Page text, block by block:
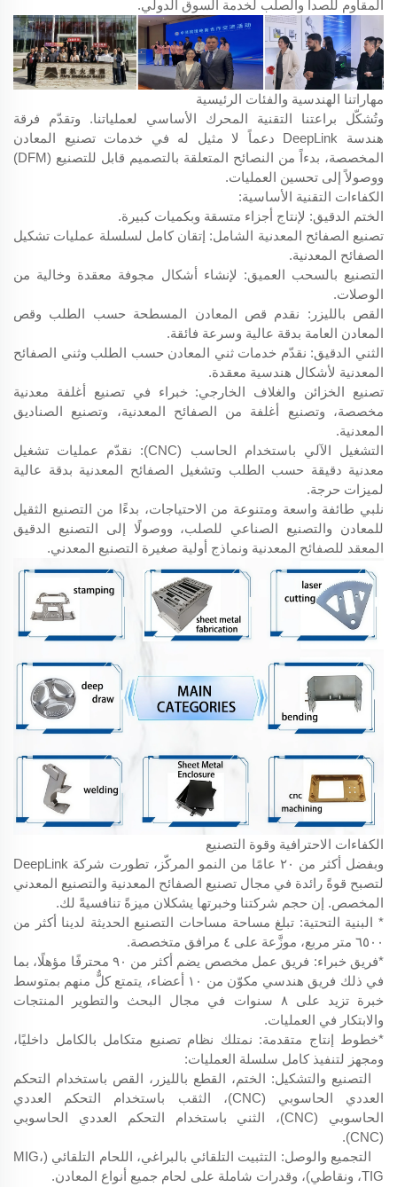
المقاوم للصدأ والصلب لخدمة السوق الدولي.
مهاراتنا الهندسية والفئات الرئيسية
وتُشكّل براعتنا التقنية المحرك الأساسي لعملياتنا. وتقدّم فرقة
هندسة DeepLink دعماً لا مثيل له في خدمات تصنيع المعادن
المخصصة، بدءاً من النصائح المتعلقة بالتصميم قابل للتصنيع (DFM)
ووصولاً إلى تحسين العمليات.
الكفاءات التقنية الأساسية:
الختم الدقيق: لإنتاج أجزاء متسقة وبكميات كبيرة.
تصنيع الصفائح المعدنية الشامل: إتقان كامل لسلسلة عمليات تشكيل
الصفائح المعدنية.
التصنيع بالسحب العميق: لإنشاء أشكال مجوفة معقدة وخالية من
الوصلات.
القص بالليزر: نقدم قص المعادن المسطحة حسب الطلب وقص
المعادن العامة بدقة عالية وسرعة فائقة.
الثني الدقيق: نقدّم خدمات ثني المعادن حسب الطلب وثني الصفائح
المعدنية لأشكال هندسية معقدة.
تصنيع الخزائن والغلاف الخارجي: خبراء في تصنيع أغلفة معدنية
مخصصة، وتصنيع أغلفة من الصفائح المعدنية، وتصنيع الصناديق
المعدنية.
التشغيل الآلي باستخدام الحاسب (CNC): نقدّم عمليات تشغيل
معدنية دقيقة حسب الطلب وتشغيل الصفائح المعدنية بدقة عالية
لميزات حرجة.
نلبي طائفة واسعة ومتنوعة من الاحتياجات، بدءًا من التصنيع الثقيل
للمعادن والتصنيع الصناعي للصلب، ووصولًا إلى التصنيع الدقيق
المعقد للصفائح المعدنية ونماذج أولية صغيرة التصنيع المعدني.
الكفاءات الاحترافية وقوة التصنيع
وبفضل أكثر من ٢٠ عامًا من النمو المركّز، تطورت شركة DeepLink
لتصبح قوةً رائدة في مجال تصنيع الصفائح المعدنية والتصنيع المعدني
المخصص. إن حجم شركتنا وخبرتها يشكلان ميزةً تنافسيةً لك.
* البنية التحتية: تبلغ مساحة مساحات التصنيع الحديثة لدينا أكثر من
٦٥٠٠ متر مربع، موزَّعة على ٤ مرافق متخصصة.
*فريق خبراء: فريق عمل مخصص يضم أكثر من ٩٠ محترفًا مؤهلًا، بما
في ذلك فريق هندسي مكوّن من ١٠ أعضاء، يتمتع كلٌّ منهم بمتوسط
خبرة تزيد على ٨ سنوات في مجال البحث والتطوير المنتجات
والابتكار في العمليات.
*خطوط إنتاج متقدمة: نمتلك نظام تصنيع متكامل بالكامل داخليًا،
ومجهز لتنفيذ كامل سلسلة العمليات:
التصنيع والتشكيل: الختم، القطع بالليزر، القص باستخدام التحكم
العددي الحاسوبي (CNC)، الثقب باستخدام التحكم العددي
الحاسوبي (CNC)، الثني باستخدام التحكم العددي الحاسوبي
(CNC).
التجميع والوصل: التثبيت التلقائي بالبراغي، اللحام التلقائي (MIG،
TIG، ونقاطي)، وقدرات شاملة على لحام جميع أنواع المعادن.